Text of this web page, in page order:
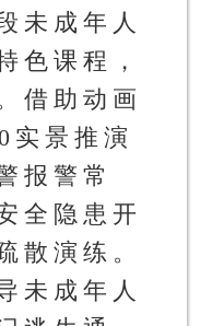
未成年人
色课程，
借助动画
实景推演
报警常
全隐患开
散演练。
未成年人